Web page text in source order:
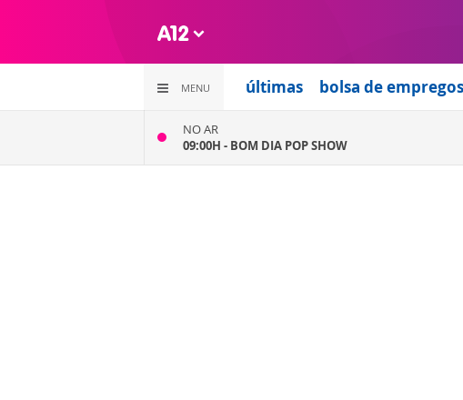
MENU últimas bolsa de empregos
NO AR
09:00H - BOM DIA POP SHOW